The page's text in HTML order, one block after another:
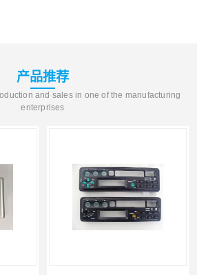
产品推荐
and sales in one of the manufacturing
enterprises